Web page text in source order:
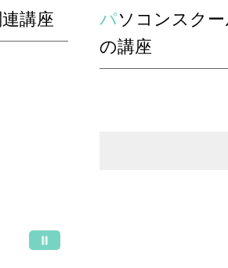
講座
パソコンスクール アビバ のExcel（エクセル）
の講座